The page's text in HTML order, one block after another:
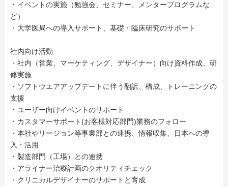
・イベントの実施（勉強会、セミナー、メンタープログラムな
ど）
・⼤学医局への導⼊サポート、基礎・臨床研究のサポート
社内向け活動
・社内（営業、マーケティング、デザイナー）向け資料作成、研
修実施
・ソフトウエアアップデートに伴う翻訳、構成、トレーニングの
⽀援
・ユーザー向けイベントのサポート
・カスタマーサポート(お客様対応部⾨)業務のフォロー
・本社やリージョン等事業部との連携、情報収集、⽇本への導
⼊・活⽤
・製造部⾨（⼯場）との連携
・アライナー治療計画のクオリティチェック
・クリニカルデザイナーのサポートと育成